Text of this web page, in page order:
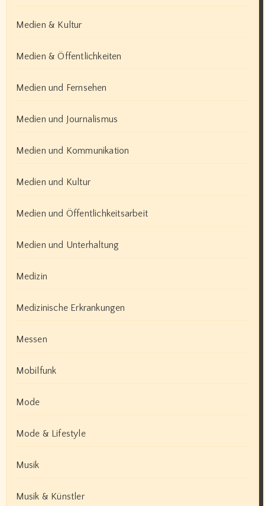
Medien & Kultur
Medien & Öffentlichkeiten
Medien und Fernsehen
Medien und Journalismus
Medien und Kommunikation
Medien und Kultur
Medien und Öffentlichkeitsarbeit
Medien und Unterhaltung
Medizin
Medizinische Erkrankungen
Messen
Mobilfunk
Mode
Mode & Lifestyle
Musik
Musik & Künstler